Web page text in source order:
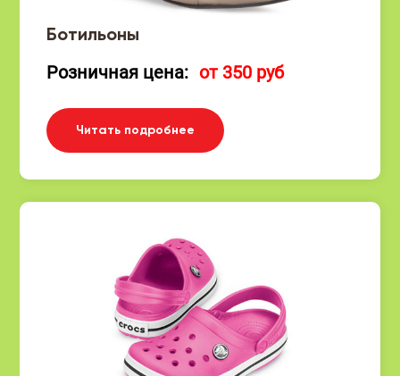
Ботильоны
Розничная цена: от 350 руб
Читать подробнее